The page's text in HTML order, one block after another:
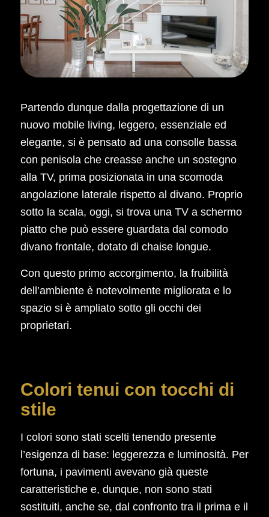
Partendo dunque dalla progettazione di un
nuovo mobile living, leggero, essenziale ed
elegante, si è pensato ad una consolle bassa
con penisola che creasse anche un sostegno
alla TV, prima posizionata in una scomoda
angolazione laterale rispetto al divano. Proprio
sotto la scala, oggi, si trova una TV a schermo
piatto che può essere guardata dal comodo
divano frontale, dotato di chaise longue.
Con questo primo accorgimento, la fruibilità
dell’ambiente è notevolmente migliorata e lo
spazio si è ampliato sotto gli occhi dei
proprietari.
Colori tenui con tocchi di
stile
I colori sono stati scelti tenendo presente
l’esigenza di base: leggerezza e luminosità. Per
fortuna, i pavimenti avevano già queste
caratteristiche e, dunque, non sono stati
sostituiti, anche se, dal confronto tra il prima e il